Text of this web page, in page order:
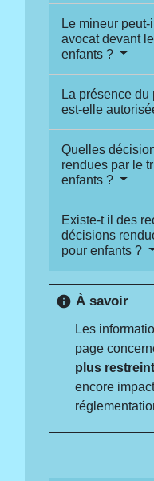
Le mineur
avocat devant
enfants ?
La présence
est-elle
Quelles
rendues par le
enfants ?
Existe-t il des
décisions
pour enfants ?
info À savoir
Les
page
plus restreint
encore